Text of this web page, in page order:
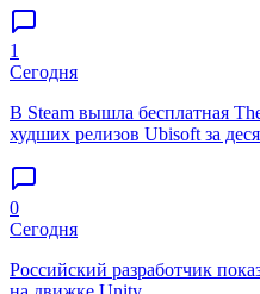
1
Сегодня
В Steam вышла бесплатная
худших релизов Ubisoft за
0
Сегодня
Российский разработчик